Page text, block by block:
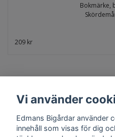
Bokmärke,
209 kr
Vi använder
Edmans Bigårdar använder
innehåll som visas för dig